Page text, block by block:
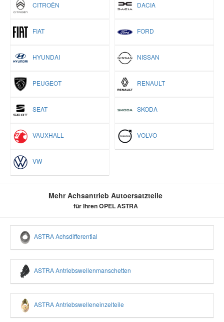
CITROËN DACIA
FIAT FORD
HYUNDAI NISSAN
PEUGEOT RENAULT
SEAT SKODA
VAUXHALL VOLVO
VW
Mehr Achsantrieb Autoersatzteile
für Ihren OPEL ASTRA
ASTRA Achsdifferential
ASTRA Antriebswellenmanschetten
ASTRA Antriebswelleneinzelteile